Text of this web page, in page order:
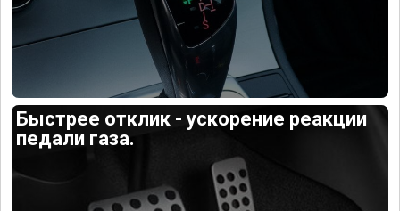
Быстрее отклик - ускорение реакции
педали газа.